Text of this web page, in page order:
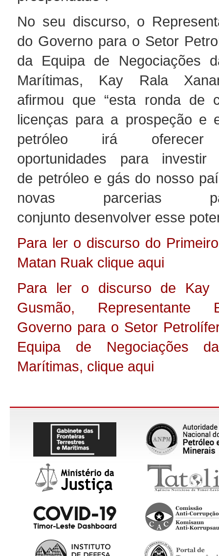
No seu discurso, o
do Governo para o Setor
da Equipa de Negociações
Marítimas, Kay Rala
afirmou que “esta ronda de
licenças para a prospeção e
petróleo irá oferecer
oportunidades para investir
de petróleo e gás do nosso
novas parcerias
conjunto desenvolver esse
Para ler o discurso do
Matan Ruak clique aqui
Para ler o discurso de Kay
Gusmão, Representante
Governo para o Setor
Equipa de Negociações
Marítimas, clique aqui